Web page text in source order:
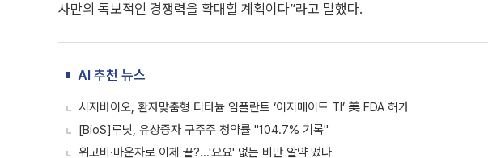
사만의 독보적인 경쟁력을 확대할 계획이다”라고 말했다.
AI 추천 뉴스
시지바이오, 환자맞춤형 티타늄 임플란트 ‘이지메이드 TI’ 美 FDA 허가
[BioS]루닛, 유상증자 구주주 청약률 "104.7% 기록"
위고비·마운자로 이제 끝?...'요요' 없는 비만 알약 떴다